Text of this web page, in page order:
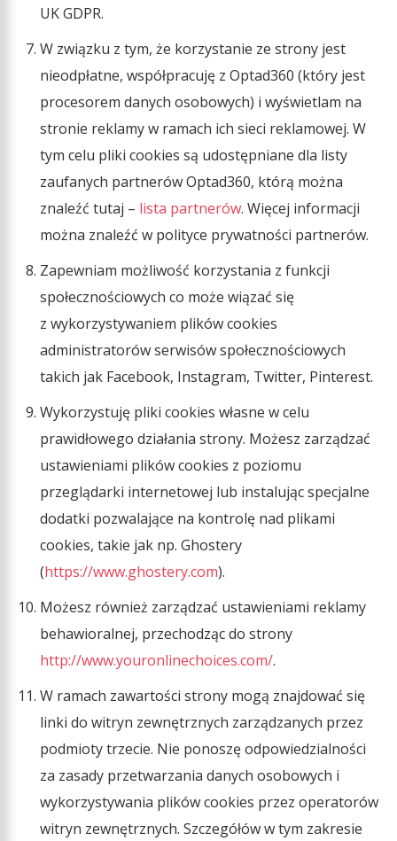
UK GDPR.
W związku z tym, że korzystanie ze strony jest
nieodpłatne, współpracuję z Optad360 (który jest
procesorem danych osobowych) i wyświetlam na
stronie reklamy w ramach ich sieci reklamowej. W
tym celu pliki cookies są udostępniane dla listy
zaufanych partnerów Optad360, którą można
znaleźć tutaj – lista partnerów. Więcej informacji
można znaleźć w polityce prywatności partnerów.
Zapewniam możliwość korzystania z funkcji
społecznościowych co może wiązać się
z wykorzystywaniem plików cookies
administratorów serwisów społecznościowych
takich jak Facebook, Instagram, Twitter, Pinterest.
Wykorzystuję pliki cookies własne w celu
prawidłowego działania strony. Możesz zarządzać
ustawieniami plików cookies z poziomu
przeglądarki internetowej lub instalując specjalne
dodatki pozwalające na kontrolę nad plikami
cookies, takie jak np. Ghostery
(https://www.ghostery.com).
Możesz również zarządzać ustawieniami reklamy
behawioralnej, przechodząc do strony
http://www.youronlinechoices.com/.
W ramach zawartości strony mogą znajdować się
linki do witryn zewnętrznych zarządzanych przez
podmioty trzecie. Nie ponoszę odpowiedzialności
za zasady przetwarzania danych osobowych i
wykorzystywania plików cookies przez operatorów
witryn zewnętrznych. Szczegółów w tym zakresie